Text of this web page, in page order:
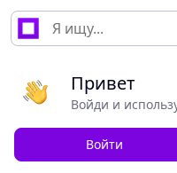
Привет
Войди и
Войти